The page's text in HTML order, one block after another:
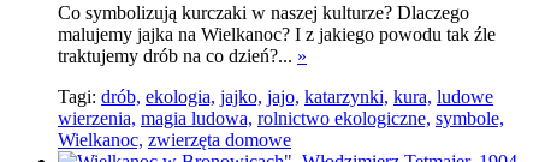
Co symbolizują kurczaki w naszej kulturze? Dlaczego
malujemy jajka na Wielkanoc? I z jakiego powodu tak źle
traktujemy drób na co dzień?... »
Tagi: drób, ekologia, jajko, jajo, katarzynki, kura, ludowe
wierzenia, magia ludowa, rolnictwo ekologiczne, symbole,
Wielkanoc, zwierzęta domowe